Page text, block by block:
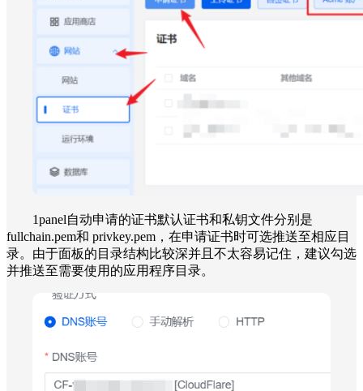
1panel自动申请的证书默认证书和私钥文件分别是
fullchain.pem和 privkey.pem，在申请证书时可选推送至相应目
录。由于面板的目录结构比较深并且不太容易记住，建议勾选
并推送至需要使用的应用程序目录。